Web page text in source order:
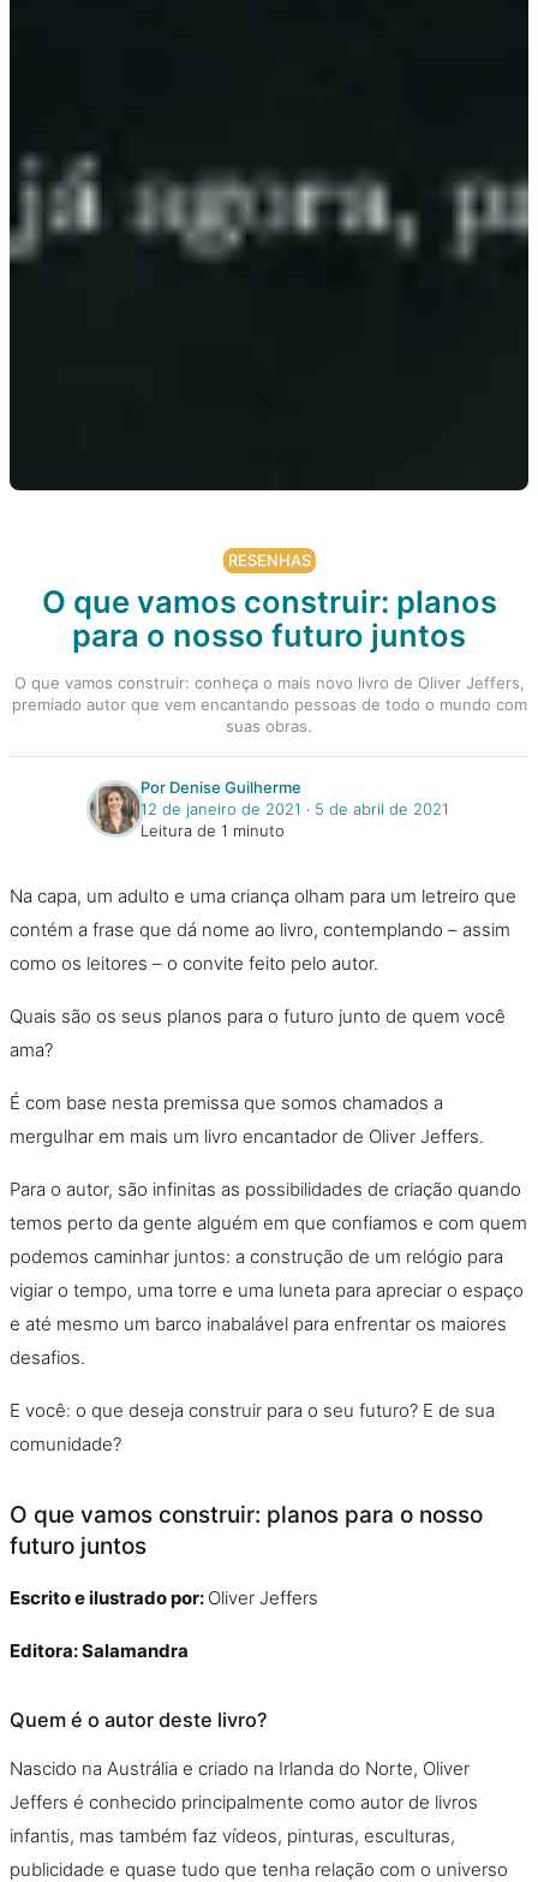
RESENHAS
O que vamos construir: planos
para o nosso futuro juntos
O que vamos construir: conheça o mais novo livro de Oliver Jeffers,
premiado autor que vem encantando pessoas de todo o mundo com
suas obras.
Por Denise Guilherme
12 de janeiro de 2021 ‧ 5 de abril de 2021
Leitura de 1 minuto
Na capa, um adulto e uma criança olham para um letreiro que
contém a frase que dá nome ao livro, contemplando – assim
como os leitores – o convite feito pelo autor.
Quais são os seus planos para o futuro junto de quem você
ama?
É com base nesta premissa que somos chamados a
mergulhar em mais um livro encantador de Oliver Jeffers.
Para o autor, são infinitas as possibilidades de criação quando
temos perto da gente alguém em que confiamos e com quem
podemos caminhar juntos: a construção de um relógio para
vigiar o tempo, uma torre e uma luneta para apreciar o espaço
e até mesmo um barco inabalável para enfrentar os maiores
desafios.
E você: o que deseja construir para o seu futuro? E de sua
comunidade?
O que vamos construir: planos para o nosso
futuro juntos
Escrito e ilustrado por: Oliver Jeffers
Editora: Salamandra
Quem é o autor deste livro?
Nascido na Austrália e criado na Irlanda do Norte, Oliver
Jeffers é conhecido principalmente como autor de livros
infantis, mas também faz vídeos, pinturas, esculturas,
publicidade e quase tudo que tenha relação com o universo